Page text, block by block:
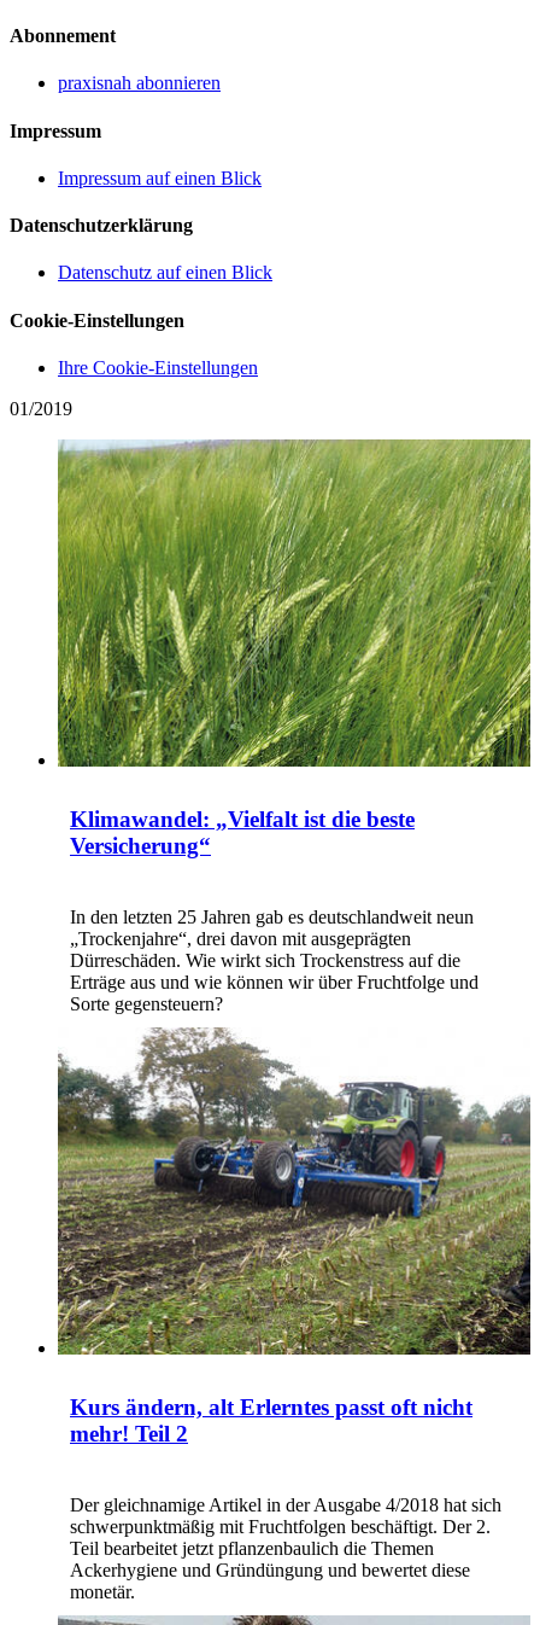
Abonnement
praxisnah abonnieren
Impressum
Impressum auf einen Blick
Datenschutzerklärung
Datenschutz auf einen Blick
Cookie-Einstellungen
Ihre Cookie-Einstellungen
01/2019
Klimawandel: „Vielfalt ist die beste
Versicherung“
In den letzten 25 Jahren gab es deutschlandweit neun
„Trockenjahre“, drei davon mit ausgeprägten
Dürreschäden. Wie wirkt sich Trockenstress auf die
Erträge aus und wie können wir über Fruchtfolge und
Sorte gegensteuern?
Kurs ändern, alt Erlerntes passt oft nicht
mehr! Teil 2
Der gleichnamige Artikel in der Ausgabe 4/2018 hat sich
schwerpunktmäßig mit Fruchtfolgen beschäftigt. Der 2.
Teil bearbeitet jetzt pflanzenbaulich die Themen
Ackerhygiene und Gründüngung und bewertet diese
monetär.